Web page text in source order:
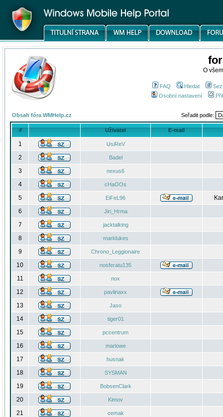
O
FAQ Hledat
Osobní nastavení
Obsah fóra WMHelp.cz Seřadit podle:
# Uživatel E-mail
1 UsiReV
2 Badel
3 nexus6
4 cHaOOs
5 EiFeL96
6
Jiri_Hrma
7 jacktalking
8 marklukes
9 Chrono_Leggionaire
10 nosferatu135
11 nox
12 pavlinaxx
13 Jaso
14 tiger01
15 pccentrum
16 marlowe
17 husnak
18 SYSMAN
19 BobsenClark
20 Kimov
21 cemak